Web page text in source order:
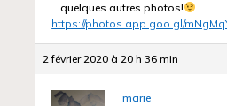
quelques autres photos!
https://photos.app.goo.gl/
2 février 2020 à 20 h 36 min
marie